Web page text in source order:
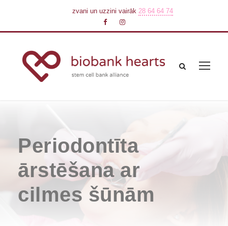
zvani un uzzini vairāk 28 64 64 74
Periodontīta
ārstēšana ar
cilmes šūnām